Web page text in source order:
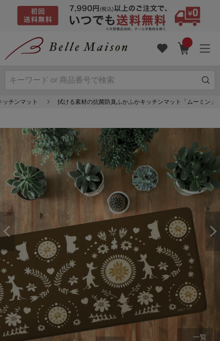
ッチンマット 拭ける素材の抗菌防臭ふかふかキッチンマット「ムーミン」
一覧